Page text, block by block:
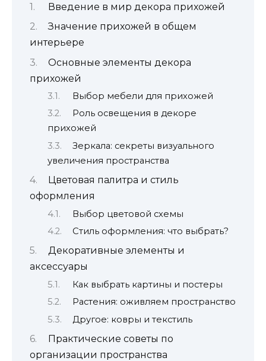
Введение в мир декора прихожей
Значение прихожей в общем
интерьере
Основные элементы декора
прихожей
Выбор мебели для прихожей
Роль освещения в декоре
прихожей
Зеркала: секреты визуального
увеличения пространства
Цветовая палитра и стиль
оформления
Выбор цветовой схемы
Стиль оформления: что выбрать?
Декоративные элементы и
аксессуары
Как выбрать картины и постеры
Растения: оживляем пространство
Другое: ковры и текстиль
Практические советы по
организации пространства